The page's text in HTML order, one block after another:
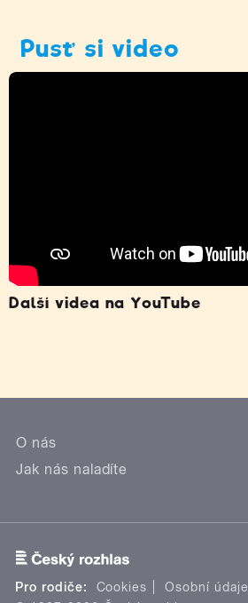
Pusť si video
Další videa na YouTube
O nás
Jak nás naladíte
Pro rodiče: Cookies Osobní údaje